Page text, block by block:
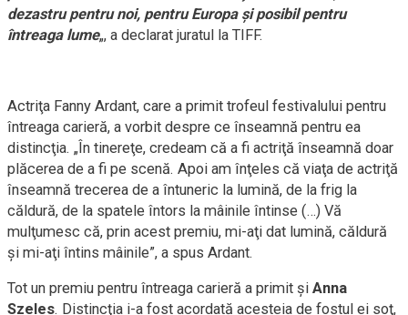
dezastru pentru noi, pentru Europa şi posibil pentru
întreaga lume„, a declarat juratul la TIFF.
Actriţa Fanny Ardant, care a primit trofeul festivalului pentru
întreaga carieră, a vorbit despre ce înseamnă pentru ea
distincţia. „În tinereţe, credeam că a fi actriţă înseamnă doar
plăcerea de a fi pe scenă. Apoi am înţeles că viaţa de actriţă
înseamnă trecerea de a întuneric la lumină, de la frig la
căldură, de la spatele întors la mâinile întinse (…) Vă
mulţumesc că, prin acest premiu, mi-aţi dat lumină, căldură
şi mi-aţi întins mâinile”, a spus Ardant.
Tot un premiu pentru întreaga carieră a primit şi Anna
Szeles. Distincţia i-a fost acordată acesteia de fostul ei soţ,